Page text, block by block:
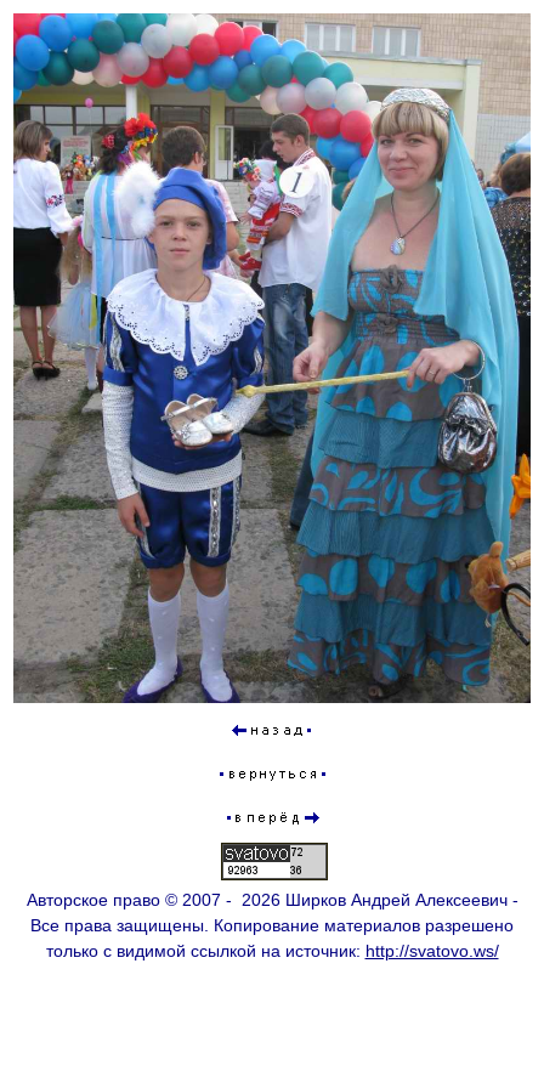
Авторское право © 2007 - 2026 Ширков Андрей Алексеевич -
Все права защищены. Копирование материалов разрешено
только с видимой ссылкой на источник: http://svatovo.ws/